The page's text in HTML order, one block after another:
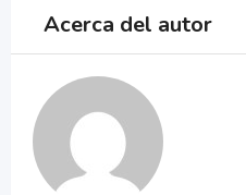
Acerca del autor